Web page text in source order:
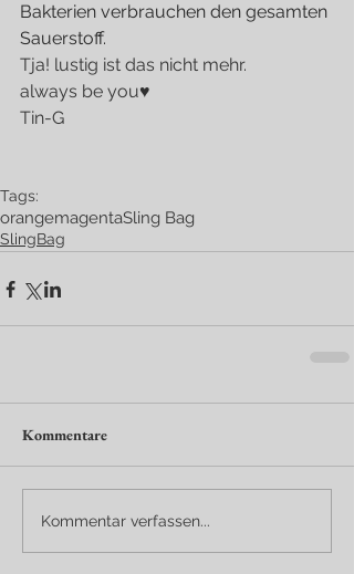
Bakterien verbrauchen den gesamten
Sauerstoff.
Tja! lustig ist das nicht mehr.
always be you♥
Tin-G
Tags:
orangemagentaSling Bag
SlingBag
Kommentare
Kommentar verfassen...